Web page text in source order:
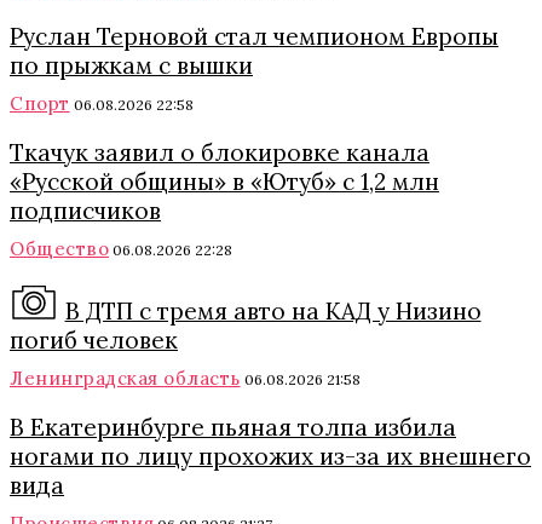
Руслан Терновой стал чемпионом Европы
по прыжкам с вышки
Спорт 06.08.2026 22:58
Ткачук заявил о блокировке канала
«Русской общины» в «Ютуб» с 1,2 млн
подписчиков
Общество 06.08.2026 22:28
В ДТП с тремя авто на КАД у Низино
погиб человек
Ленинградская область 06.08.2026 21:58
В Екатеринбурге пьяная толпа избила
ногами по лицу прохожих из-за их внешнего
вида